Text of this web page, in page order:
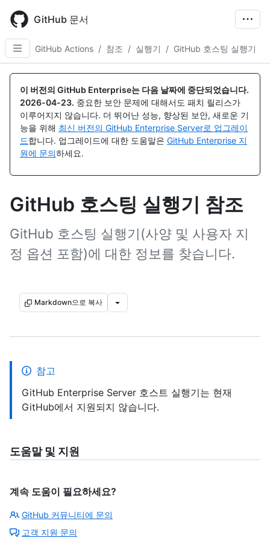
main
content
GitHub 문서
GitHub Actions / 참조 / 실행기 / GitHub 호스팅 실행기
이 버전의 GitHub Enterprise는 다음 날짜에 중단되었습니다.
2026-04-23. 중요한 보안 문제에 대해서도 패치 릴리스가
이루어지지 않습니다. 더 뛰어난 성능, 향상된 보안, 새로운 기
능을 위해 최신 버전의 GitHub Enterprise Server로 업그레이
드합니다. 업그레이드에 대한 도움말은 GitHub Enterprise 지
원에 문의하세요.
GitHub 호스팅 실행기 참조
GitHub 호스팅 실행기(사양 및 사용자 지
정 옵션 포함)에 대한 정보를 찾습니다.
Markdown으로 복사
참고
GitHub Enterprise Server 호스트 실행기는 현재
GitHub에서 지원되지 않습니다.
도움말 및 지원
계속 도움이 필요하세요?
GitHub 커뮤니티에 문의
고객 지원 문의